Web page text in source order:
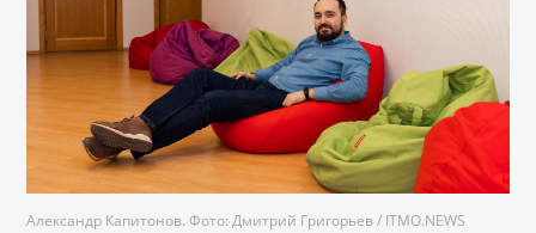
Александр Капитонов. Фото: Дмитрий Григорьев / ITMO.NEWS